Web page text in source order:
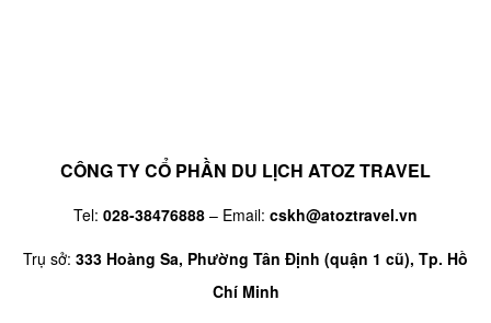
CÔNG TY CỔ PHẦN DU LỊCH ATOZ TRAVEL
Tel: 028-38476888 – Email: cskh@atoztravel.vn
Trụ sở: 333 Hoàng Sa, Phường Tân Định (quận 1 cũ), Tp. Hồ
Chí Minh